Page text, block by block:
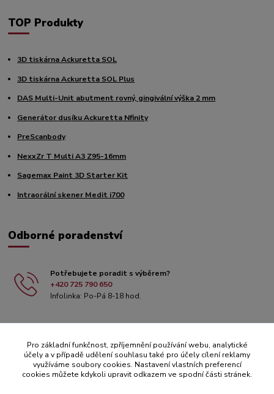
TOP Produkty
3D tiskárna Ackuretta SOL
3D tiskárna Ackuretta SOL Plus
DAS Multi-Unit abutment rovný, gingivální výška 2 mm
Generátor dusíku Ackuretta Nfinity
PreScanbody
NexxZr T Multi A3 Z95-16mm
Sagemax Paint 3D Starter Kit
Intraorální skener Medit i700
Odborné poradenství
Potřebujete poradit s výběrem?
+420 725 790 650
Infolinka: Po-Pá 8-18 hod.
Pro základní funkčnost, zpříjemnění používání webu, analytické
účely a v případě udělení souhlasu také pro účely cílení reklamy
využíváme soubory cookies. Nastavení vlastních preferencí
cookies můžete kdykoli upravit odkazem ve spodní části stránek.